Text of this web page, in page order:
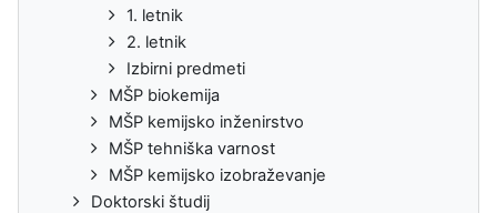
1. letnik
2. letnik
Izbirni predmeti
MŠP biokemija
MŠP kemijsko inženirstvo
MŠP tehniška varnost
MŠP kemijsko izobraževanje
Doktorski študij